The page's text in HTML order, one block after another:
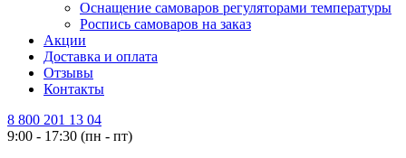
Оснащение самоваров регуляторами температуры
Роспись самоваров на заказ
Акции
Доставка и оплата
Отзывы
Контакты
8 800 201 13 04
9:00 - 17:30 (пн - пт)